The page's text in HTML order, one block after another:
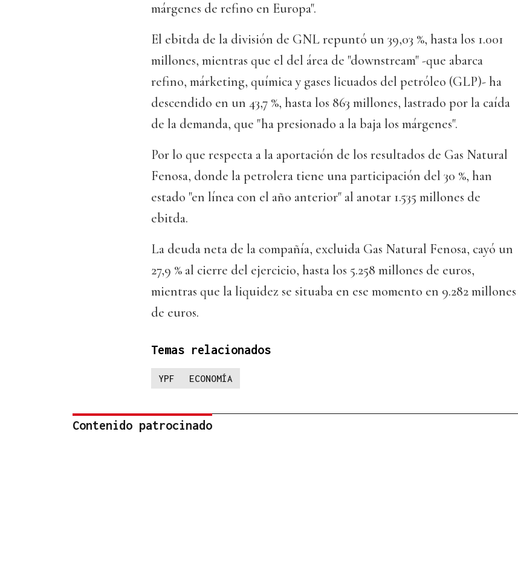
márgenes de refino en Europa".
El ebitda de la división de GNL repuntó un 39,03 %, hasta los 1.001
millones, mientras que el del área de "downstream" -que abarca
refino, márketing, química y gases licuados del petróleo (GLP)- ha
descendido en un 43,7 %, hasta los 863 millones, lastrado por la caída
de la demanda, que "ha presionado a la baja los márgenes".
Por lo que respecta a la aportación de los resultados de Gas Natural
Fenosa, donde la petrolera tiene una participación del 30 %, han
estado "en línea con el año anterior" al anotar 1.535 millones de
ebitda.
La deuda neta de la compañía, excluida Gas Natural Fenosa, cayó un
27,9 % al cierre del ejercicio, hasta los 5.258 millones de euros,
mientras que la liquidez se situaba en ese momento en 9.282 millones
de euros.
Temas relacionados
YPF ECONOMÍA
Contenido patrocinado